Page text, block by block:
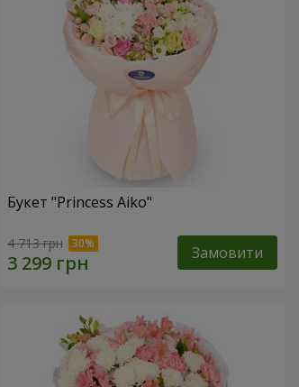
Букет "Princess Aiko"
4 713 грн Замовити